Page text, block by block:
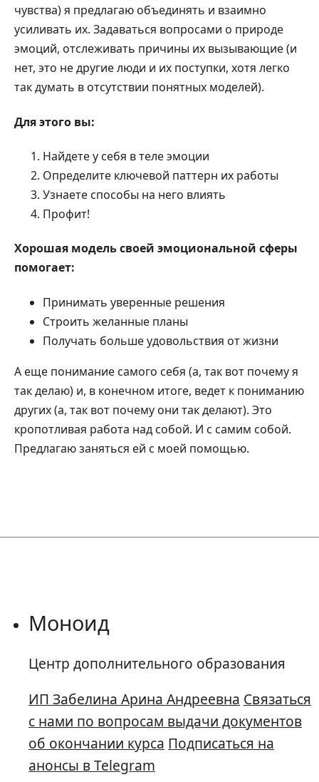
чувства) я предлагаю объединять и взаимно
усиливать их. Задаваться вопросами о природе
эмоций, отслеживать причины их вызывающие (и
нет, это не другие люди и их поступки, хотя легко
так думать в отсутствии понятных моделей).
Для этого вы:
Найдете у себя в теле эмоции
Определите ключевой паттерн их работы
Узнаете способы на него влиять
Профит!
Хорошая модель своей эмоциональной сферы
помогает:
Принимать уверенные решения
Строить желанные планы
Получать больше удовольствия от жизни
А еще понимание самого себя (а, так вот почему я
так делаю) и, в конечном итоге, ведет к пониманию
других (а, так вот почему они так делают). Это
кропотливая работа над собой. И с самим собой.
Предлагаю заняться ей с моей помощью.
Моноид
Центр дополнительного образования
ИП Забелина Арина Андреевна Связаться
с нами по вопросам выдачи документов
об окончании курса Подписаться на
анонсы в Telegram